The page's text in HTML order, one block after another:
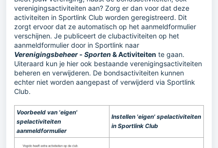
verenigingsactiviteiten aan? Zorg er dan voor dat deze
activiteiten in Sportlink Club worden geregistreerd. Dit
zorgt ervoor dat ze automatisch op het aanmeldformulier
verschijnen. Je publiceert de clubactiviteiten op het
aanmeldformulier door in Sportlink naar
Verenigingsbeheer - Sporten & Activiteiten te gaan.
Uiteraard kun je hier ook bestaande verenigingsactiviteiten
beheren en verwijderen. De bondsactiviteiten kunnen
echter niet worden aangepast of verwijderd via Sportlink
Club.
Voorbeeld van 'eigen'
spelactiviteiten
aanmeldformulier
Instellen 'eigen' spelactiviteiten
in Sportlink Club